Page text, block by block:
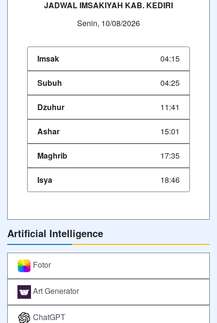
JADWAL IMSAKIYAH KAB. KEDIRI
Senin, 10/08/2026
Imsak 04:15
Subuh 04:25
Dzuhur 11:41
Ashar 15:01
Maghrib 17:35
Isya 18:46
Artificial Intelligence
Fotor
Art Generator
ChatGPT